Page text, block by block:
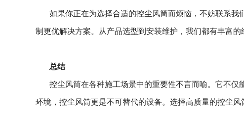
如果你正在为选择合适的控尘风筒而烦恼，不妨联系
制更优解决方案。从产品选型到安装维护，我们都有丰富的
总结
控尘风筒在各种施工场景中的重要性不言而喻。它不
环境，控尘风筒更是不可替代的设备。选择高质量的控尘